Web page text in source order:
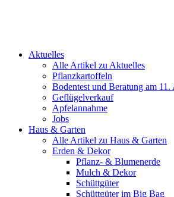
Aktuelles
Alle Artikel zu Aktuelles
Pflanzkartoffeln
Bodentest und Beratung am 11.
Geflügelverkauf
Apfelannahme
Jobs
Haus & Garten
Alle Artikel zu Haus & Garten
Erden & Dekor
Pflanz- & Blumenerde
Mulch & Dekor
Schüttgüter
Schüttgüter im Big Bag